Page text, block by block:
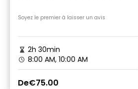
Soyez le premier à laisser un avis
2h 30min
8:00 AM, 10:00 AM
De€75.00